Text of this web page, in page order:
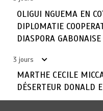
OLIGUI NGUEMA EN
DIPLOMATIE
DIASPORA GABONAISE
3 jours
MARTHE CECILE
DÉSERTEUR DONALD
6
LE RETOUR DE
PANTOUFLARD
août 4, 2026